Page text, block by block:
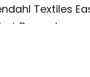
Textiles
Dugen har